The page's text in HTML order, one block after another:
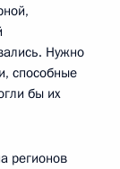
Нужно
способные
бы их
регионов